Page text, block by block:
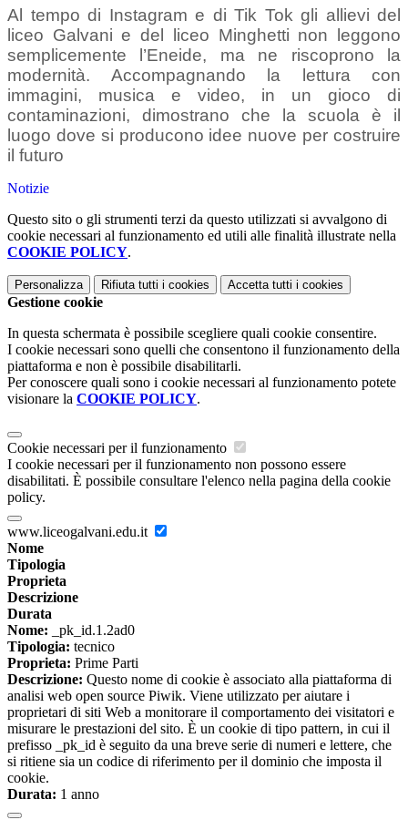
Al tempo di Instagram e di Tik Tok gli allievi del
liceo Galvani e del liceo Minghetti non leggono
semplicemente l’Eneide, ma ne riscoprono la
modernità. Accompagnando la lettura con
immagini, musica e video, in un gioco di
contaminazioni, dimostrano che la scuola è il
luogo dove si producono idee nuove per costruire
il futuro
Notizie
Questo sito o gli strumenti terzi da questo utilizzati si avvalgono di
cookie necessari al funzionamento ed utili alle finalità illustrate nella
COOKIE POLICY.
Personalizza Rifiuta tutti i cookies Accetta tutti i cookies
Gestione cookie
In questa schermata è possibile scegliere quali cookie consentire.
I cookie necessari sono quelli che consentono il funzionamento della
piattaforma e non è possibile disabilitarli.
Per conoscere quali sono i cookie necessari al funzionamento potete
visionare la COOKIE POLICY.
Cookie necessari per il funzionamento
I cookie necessari per il funzionamento non possono essere
disabilitati. È possibile consultare l'elenco nella pagina della cookie
policy.
www.liceogalvani.edu.it
Nome
Tipologia
Proprieta
Descrizione
Durata
Nome: _pk_id.1.2ad0
Tipologia: tecnico
Proprieta: Prime Parti
Descrizione: Questo nome di cookie è associato alla piattaforma di
analisi web open source Piwik. Viene utilizzato per aiutare i
proprietari di siti Web a monitorare il comportamento dei visitatori e
misurare le prestazioni del sito. È un cookie di tipo pattern, in cui il
prefisso _pk_id è seguito da una breve serie di numeri e lettere, che
si ritiene sia un codice di riferimento per il dominio che imposta il
cookie.
Durata: 1 anno